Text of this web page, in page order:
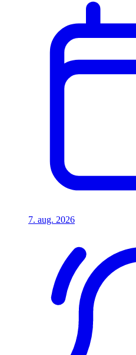
7. aug. 2026